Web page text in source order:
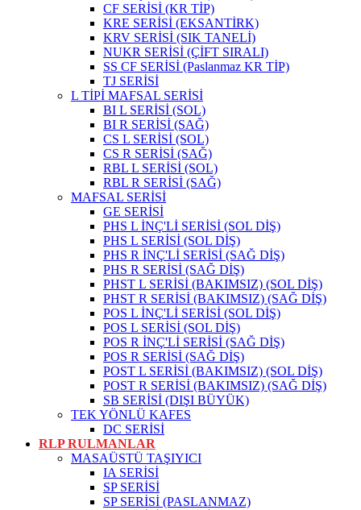
CF SERİSİ (KR TİP)
KRE SERİSİ (EKSANTİRK)
KRV SERİSİ (SIK TANELİ)
NUKR SERİSİ (ÇİFT SIRALI)
SS CF SERİSİ (Paslanmaz KR TİP)
TJ SERİSİ
L TİPİ MAFSAL SERİSİ
BI L SERİSİ (SOL)
BI R SERİSİ (SAĞ)
CS L SERİSİ (SOL)
CS R SERİSİ (SAĞ)
RBL L SERİSİ (SOL)
RBL R SERİSİ (SAĞ)
MAFSAL SERİSİ
GE SERİSİ
PHS L İNÇ'Lİ SERİSİ (SOL DİŞ)
PHS L SERİSİ (SOL DİŞ)
PHS R İNÇ'Lİ SERİSİ (SAĞ DİŞ)
PHS R SERİSİ (SAĞ DİŞ)
PHST L SERİSİ (BAKIMSIZ) (SOL DİŞ)
PHST R SERİSİ (BAKIMSIZ) (SAĞ DİŞ)
POS L İNÇ'Lİ SERİSİ (SOL DİŞ)
POS L SERİSİ (SOL DİŞ)
POS R İNÇ'Lİ SERİSİ (SAĞ DİŞ)
POS R SERİSİ (SAĞ DİŞ)
POST L SERİSİ (BAKIMSIZ) (SOL DİŞ)
POST R SERİSİ (BAKIMSIZ) (SAĞ DİŞ)
SB SERİSİ (DIŞI BÜYÜK)
TEK YÖNLÜ KAFES
DC SERİSİ
RLP RULMANLAR
MASAÜSTÜ TAŞIYICI
IA SERİSİ
SP SERİSİ
SP SERİSİ (PASLANMAZ)